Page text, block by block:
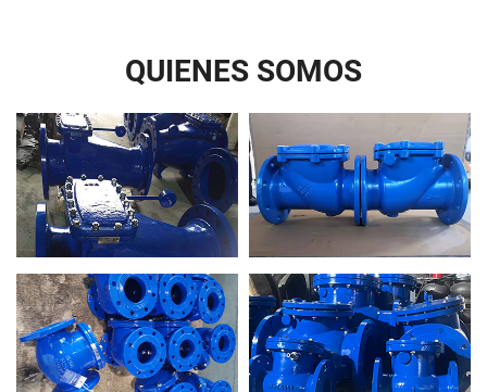
QUIENES SOMOS